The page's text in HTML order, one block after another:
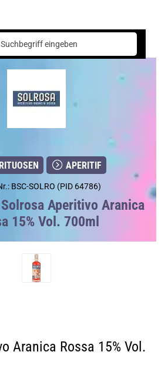
Solrosa Aperitivo Aranica Rossa 15% Vol. 700ml
APERITIF
BSC-SOLRO (PID 64786)
Aperitivo Aranica
15% Vol. 700ml
Aranica Rossa 15% Vol.